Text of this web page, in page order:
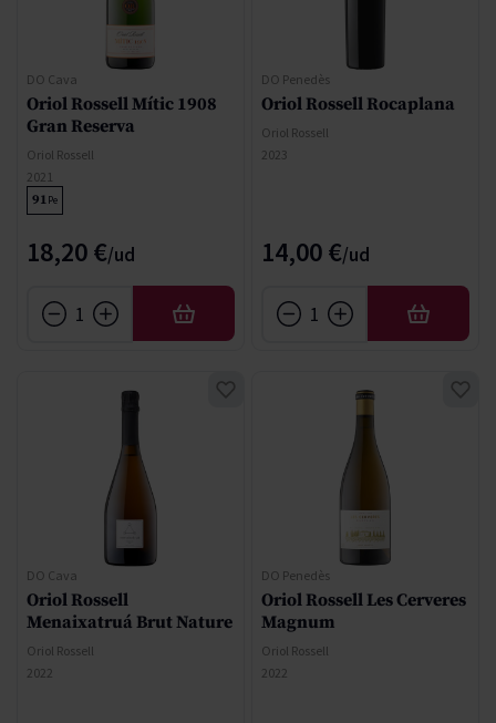
DO Cava
Oriol Rossell Mític 1908
Gran Reserva
Oriol Rossell
2021
91Pe
18,20 €
AÑADIR
DO Penedès
Oriol Rossell Rocaplana
Oriol Rossell
2023
14,00 €
AÑADIR
DO Cava
Oriol Rossell
Menaixatruá Brut Nature
Oriol Rossell
2022
DO Penedès
Oriol Rossell Les Cerveres
Magnum
Oriol Rossell
2022